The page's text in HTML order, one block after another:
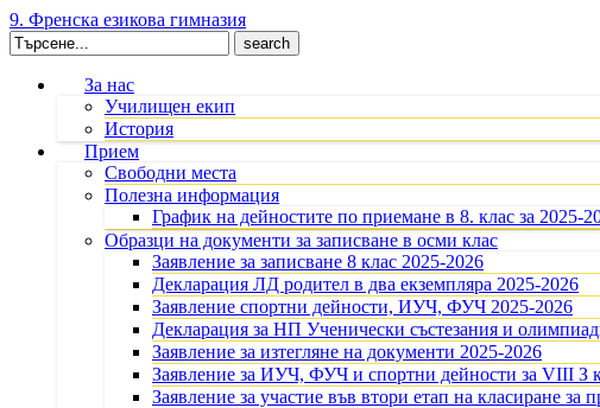
9. Френска езикова гимназия
Search
for:
За нас
Училищен екип
История
Прием
Свободни места
Полезна информация
График на дейностите по приемане в 8. клас за 2025-
Образци на документи за записване в осми клас
Заявление за записване 8 клас 2025-2026
Декларация ЛД родител в два екземпляра 2025-2026
Заявление спортни дейности, ИУЧ, ФУЧ 2025-2026
Декларация за НП Ученически състезания и
Заявление за изтегляне на документи 2025-2026
Заявление за ИУЧ, ФУЧ и спортни дейности за VIII
Заявление за участие във втори етап на класиране за